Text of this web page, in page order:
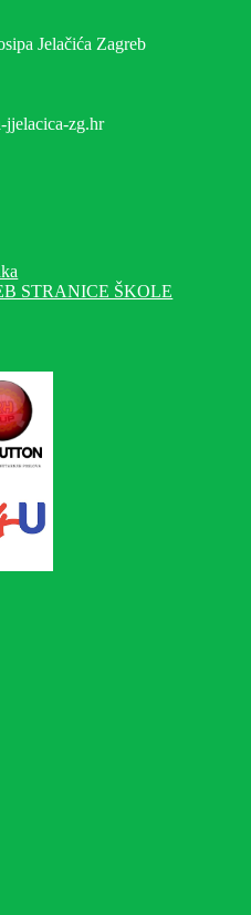
Jelačića Zagreb
jjelacica-zg.hr
STRANICE ŠKOLE